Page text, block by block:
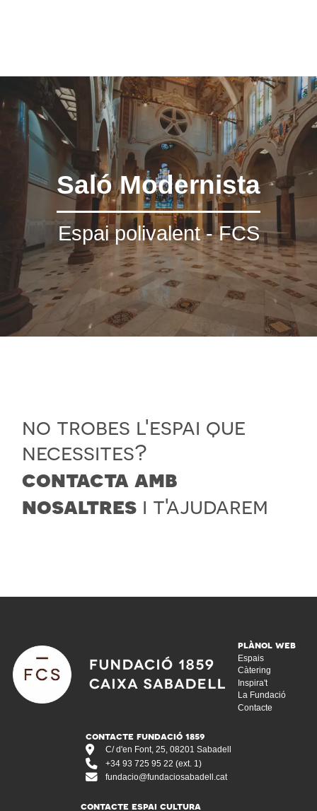
Saló Modernista
Espai polivalent - FCS
no trobes l'espai que
necessites?
contacta amb
nosaltres i t'ajudarem
Espais
Càtering
Inspira't
La Fundació
Contacte
C/ d'en Font, 25, 08201 Sabadell
+34 93 725 95 22 (ext. 1)
fundacio@fundaciosabadell.cat